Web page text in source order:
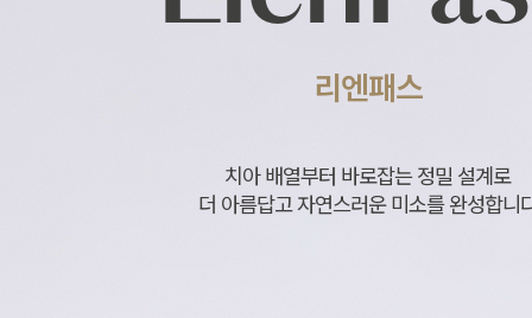
리엔패스
치아 배열부터 바로잡는 정밀 설계로
더 아름답고 자연스러운 미소를 완성합니